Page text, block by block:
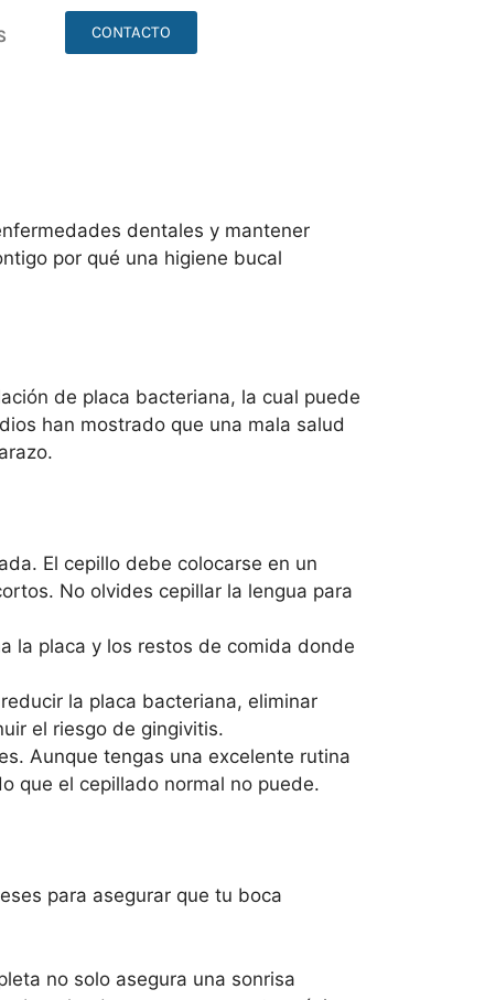
CONTACTO
dentales y mantener
por qué una higiene bucal
de placa bacteriana, la cual puede
han mostrado que una mala salud
El cepillo debe colocarse en un
No olvides cepillar la lengua para
la placa y los restos de comida donde
la placa bacteriana, eliminar
el riesgo de gingivitis.
Aunque tengas una excelente rutina
que el cepillado normal no puede.
para asegurar que tu boca
no solo asegura una sonrisa